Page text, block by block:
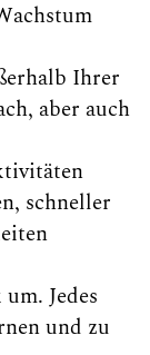
Ihrer
aber auch
schneller
Jedes
und zu